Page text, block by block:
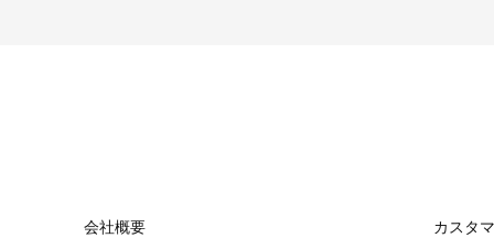
会社概要 カスタ